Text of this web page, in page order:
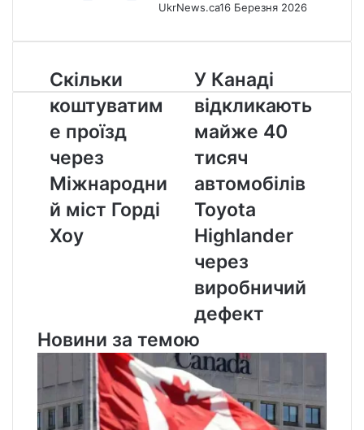
UkrNews.ca16 Березня 2026
Скільки
коштуватиме
проїзд
через
Міжнародний
міст
Горді
Хоу
Скільки
коштуватим
е проїзд
через
Міжнародни
й міст Горді
Хоу
У
Канаді
відкликають
майже
40
тисяч
автомобілів
Toyota
Highlander
через
виробничий
дефект
У Канаді
відкликають
майже 40
тисяч
автомобілів
Toyota
Highlander
через
виробничий
дефект
Новини за темою